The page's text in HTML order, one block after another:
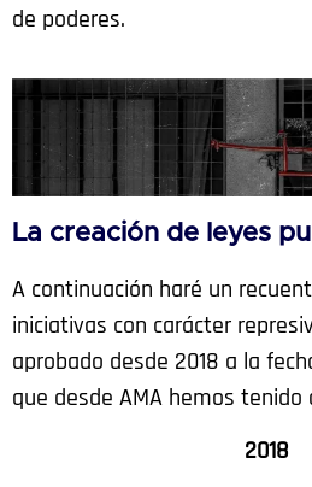
de poderes.
La creación de leyes
A continuación haré un
iniciativas con carácter
aprobado desde 2018 a la
que desde AMA hemos tenido
2018